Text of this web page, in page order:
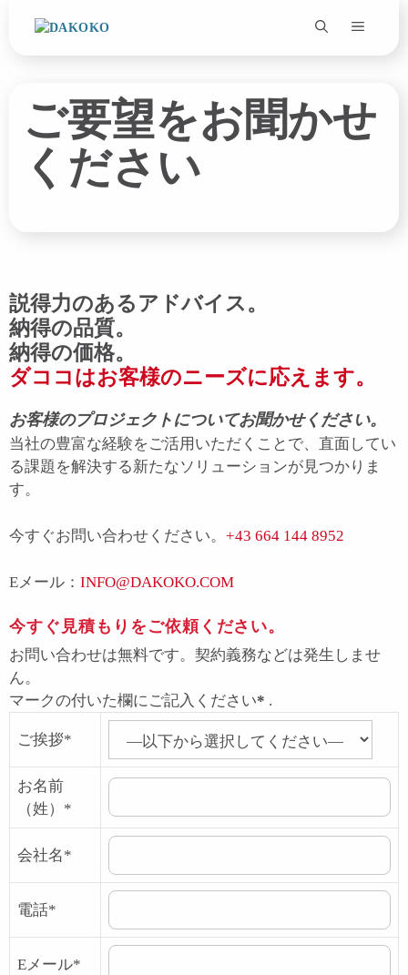
ご要望をお聞かせ
ください
説得力のあるアドバイス。
納得の品質。
納得の価格。
ダココはお客様のニーズに応えます。
お客様のプロジェクトについてお聞かせください。
当社の豊富な経験をご活用いただくことで、直面してい
る課題を解決する新たなソリューションが見つかりま
す。
今すぐお問い合わせください。 +43 664 144 8952
Eメール： INFO@DAKOKO.COM
今すぐ見積もりをご依頼ください。
お問い合わせは無料です。契約義務などは発生しませ
ん。
マークの付いた欄にご記入ください* .
ご挨拶*
お名前
（姓）*
会社名*
電話*
Eメール*